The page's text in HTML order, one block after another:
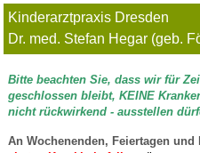
Kinderarztpraxis Dresden
Dr. med. Stefan Hegar (geb.
Bitte beachten Sie, dass wir für
geschlossen bleibt, KEINE
nicht rückwirkend - ausstellen
An Wochenenden, Feiertagen